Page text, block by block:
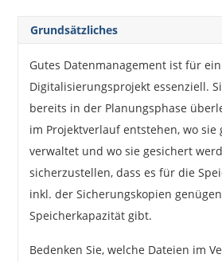
Grundsätzliches
Gutes Datenmanagement ist für
Digitalisierungsprojekt essenziell.
bereits in der Planungsphase
im Projektverlauf entstehen, wo sie
verwaltet und wo sie gesichert
sicherzustellen, dass es für die
inkl. der Sicherungskopien
Speicherkapazität gibt.
Bedenken Sie, welche Dateien im